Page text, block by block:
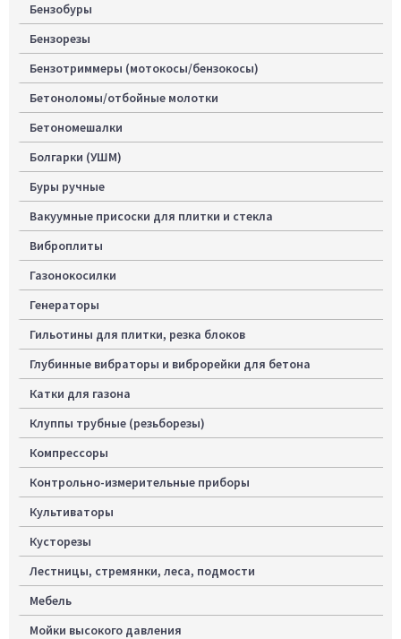
Бензобуры
Бензорезы
Бензотриммеры (мотокосы/бензокосы)
Бетоноломы/отбойные молотки
Бетономешалки
Болгарки (УШМ)
Буры ручные
Вакуумные присоски для плитки и стекла
Виброплиты
Газонокосилки
Генераторы
Гильотины для плитки, резка блоков
Глубинные вибраторы и виброрейки для бетона
Катки для газона
Клуппы трубные (резьборезы)
Компрессоры
Контрольно-измерительные приборы
Культиваторы
Кусторезы
Лестницы, стремянки, леса, подмости
Мебель
Мойки высокого давления